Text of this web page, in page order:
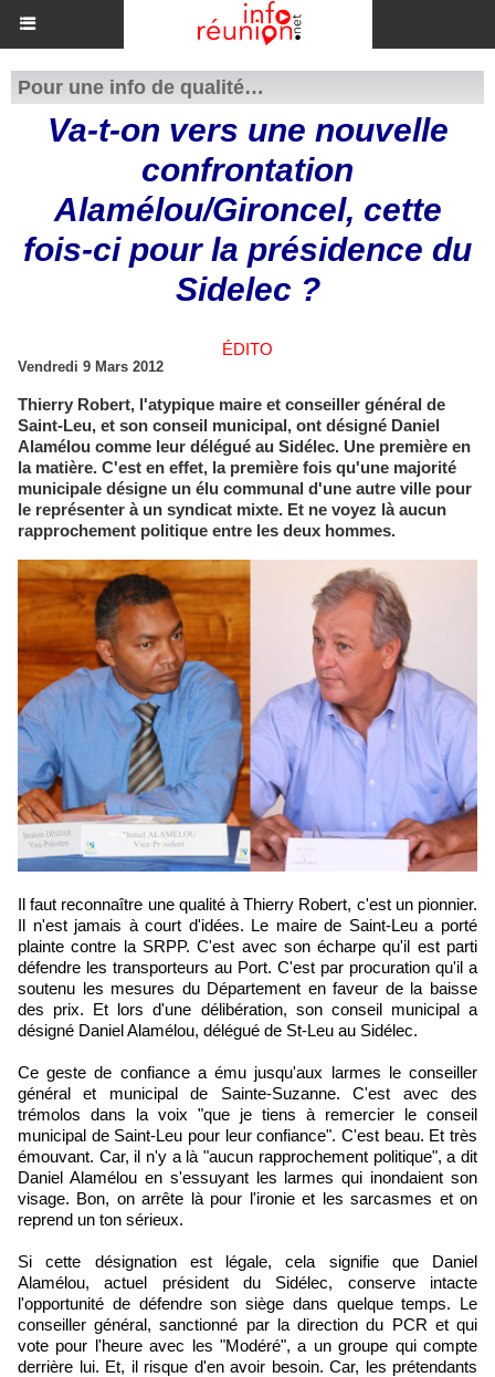
Pour une info de qualité…
Va-t-on vers une nouvelle
confrontation
Alamélou/Gironcel, cette
fois-ci pour la présidence du
Sidelec ?
ÉDITO
Vendredi 9 Mars 2012
Thierry Robert, l'atypique maire et conseiller général de
Saint-Leu, et son conseil municipal, ont désigné Daniel
Alamélou comme leur délégué au Sidélec. Une première en
la matière. C'est en effet, la première fois qu'une majorité
municipale désigne un élu communal d'une autre ville pour
le représenter à un syndicat mixte. Et ne voyez là aucun
rapprochement politique entre les deux hommes.
Il faut reconnaître une qualité à Thierry Robert, c'est un pionnier.
Il n'est jamais à court d'idées. Le maire de Saint-Leu a porté
plainte contre la SRPP. C'est avec son écharpe qu'il est parti
défendre les transporteurs au Port. C'est par procuration qu'il a
soutenu les mesures du Département en faveur de la baisse
des prix. Et lors d'une délibération, son conseil municipal a
désigné Daniel Alamélou, délégué de St-Leu au Sidélec.
Ce geste de confiance a ému jusqu'aux larmes le conseiller
général et municipal de Sainte-Suzanne. C'est avec des
trémolos dans la voix "que je tiens à remercier le conseil
municipal de Saint-Leu pour leur confiance". C'est beau. Et très
émouvant. Car, il n'y a là "aucun rapprochement politique", a dit
Daniel Alamélou en s'essuyant les larmes qui inondaient son
visage. Bon, on arrête là pour l'ironie et les sarcasmes et on
reprend un ton sérieux.
Si cette désignation est légale, cela signifie que Daniel
Alamélou, actuel président du Sidélec, conserve intacte
l'opportunité de défendre son siège dans quelque temps. Le
conseiller général, sanctionné par la direction du PCR et qui
vote pour l'heure avec les "Modéré", a un groupe qui compte
derrière lui. Et, il risque d'en avoir besoin. Car, les prétendants